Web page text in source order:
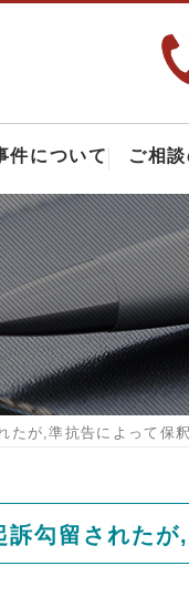
件について ご相
たが,準抗告によって保
訴勾留されたが